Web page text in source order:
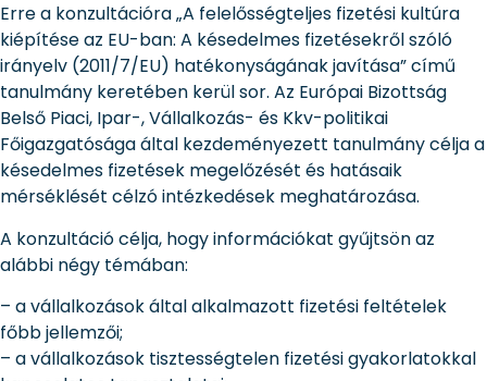
Erre a konzultációra „A felelősségteljes fizetési kultúra
kiépítése az EU-ban: A késedelmes fizetésekről szóló
irányelv (2011/7/EU) hatékonyságának javítása” című
tanulmány keretében kerül sor. Az Európai Bizottság
Belső Piaci, Ipar-, Vállalkozás- és Kkv-politikai
Főigazgatósága által kezdeményezett tanulmány célja a
késedelmes fizetések megelőzését és hatásaik
mérséklését célzó intézkedések meghatározása.
A konzultáció célja, hogy információkat gyűjtsön az
alábbi négy témában:
– a vállalkozások által alkalmazott fizetési feltételek
főbb jellemzői;
– a vállalkozások tisztességtelen fizetési gyakorlatokkal